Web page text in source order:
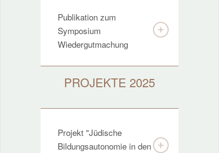
Publikation zum
Symposium
Wiedergutmachung
PROJEKTE 2025
Projekt "Jüdische
Bildungsautonomie in den